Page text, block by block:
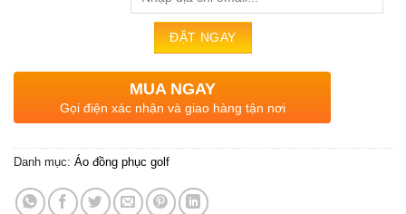
MUA NGAY
Gọi điện xác nhận và giao hàng tận nơi
Danh mục: Áo đồng phục golf